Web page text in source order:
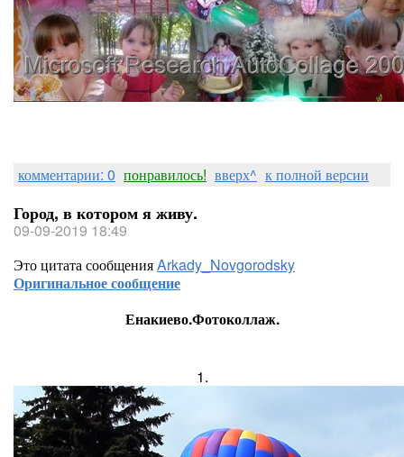
комментарии: 0 понравилось! вверх^ к полной версии
Город, в котором я живу.
09-09-2019 18:49
Это цитата сообщенияArkady_Novgorodsky
Оригинальное сообщение
Енакиево.Фотоколлаж.
1.